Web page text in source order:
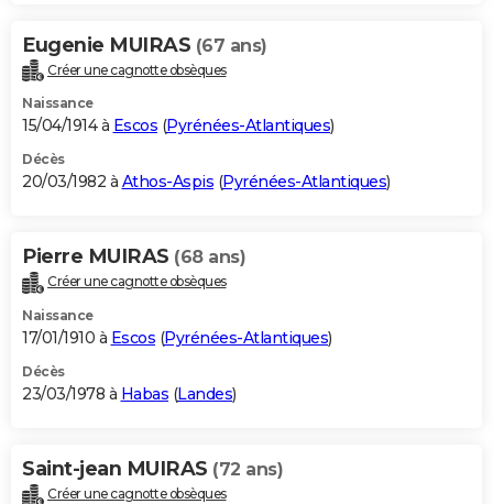
Eugenie MUIRAS (67 ans)
Créer une cagnotte obsèques
Naissance
15/04/1914 à Escos (Pyrénées-Atlantiques)
Décès
20/03/1982 à Athos-Aspis (Pyrénées-Atlantiques)
Pierre MUIRAS (68 ans)
Créer une cagnotte obsèques
Naissance
17/01/1910 à Escos (Pyrénées-Atlantiques)
Décès
23/03/1978 à Habas (Landes)
Saint-jean MUIRAS (72 ans)
Créer une cagnotte obsèques